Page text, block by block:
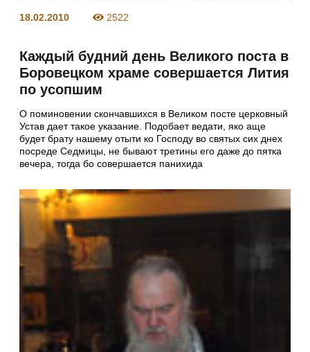
18.02.2010 2522
Каждый будний день Великого поста в
Боровецком храме совершается Лития
по усопшим
О поминовении скончавшихся в Великом посте церковный
Устав дает такое указание. Подобает ведати, яко аще
будет брату нашему отыти ко Господу во святых сих днех
посреде Седмицы, не бывают третины его даже до пятка
вечера, тогда бо совершается панихида